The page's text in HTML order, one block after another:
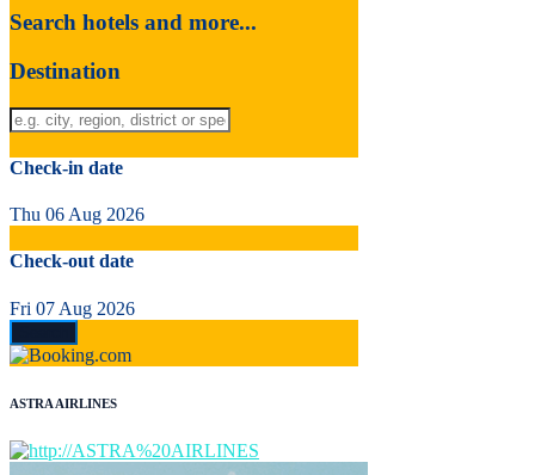
Search hotels and more...
Destination
Check-in date
Thu 06 Aug 2026
Check-out date
Fri 07 Aug 2026
ASTRA AIRLINES